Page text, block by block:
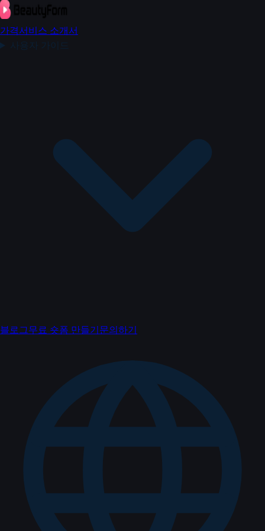
가격서비스 소개서
사용자 가이드
블로그무료 숏폼 만들기문의하기